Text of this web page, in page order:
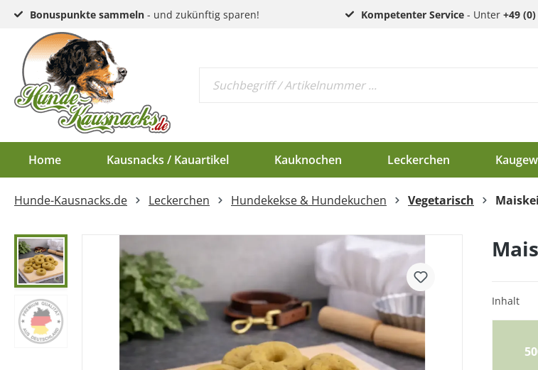
Bonuspunkte sammeln - und zukünftig sparen! Kompetenter Service- Unter +49
Home Kausnacks / Kauartikel Kauknochen Leckerchen
Schlund & Dörrfleisch
Kopfhaut & Haut
Ziemer
Ohren
Strossen
Fleisch
Kauknochen EU-Ware
Kauknochen Standard
Endloswürstchen
Mini-Würstchen
Kaugeweihe Half
Dam-Schäufle
Hirschgeweih-Rosetten
Hunde-Kausnacks.de Leckerchen Hundekekse & Hundekuchen Vegetarisch
Inhalt